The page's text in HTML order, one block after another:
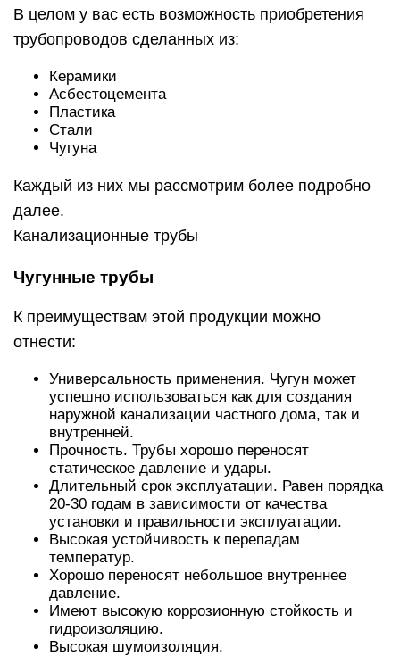
В целом у вас есть возможность приобретения
трубопроводов сделанных из:
Керамики
Асбестоцемента
Пластика
Стали
Чугуна
Каждый из них мы рассмотрим более подробно
далее.
Канализационные трубы
Чугунные трубы
К преимуществам этой продукции можно
отнести:
Универсальность применения. Чугун может
успешно использоваться как для создания
наружной канализации частного дома, так и
внутренней.
Прочность. Трубы хорошо переносят
статическое давление и удары.
Длительный срок эксплуатации. Равен порядка
20-30 годам в зависимости от качества
установки и правильности эксплуатации.
Высокая устойчивость к перепадам
температур.
Хорошо переносят небольшое внутреннее
давление.
Имеют высокую коррозионную стойкость и
гидроизоляцию.
Высокая шумоизоляция.